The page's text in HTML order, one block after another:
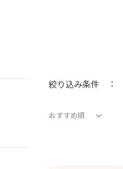
絞り込み条件 ：
おすすめ順